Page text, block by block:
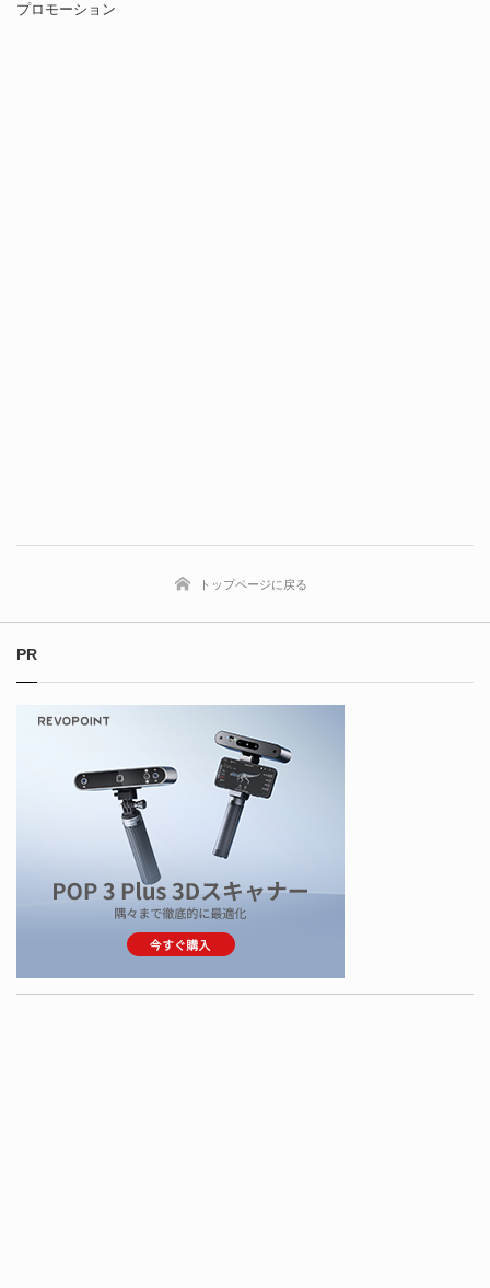
プロモーション
トップページに戻る
PR